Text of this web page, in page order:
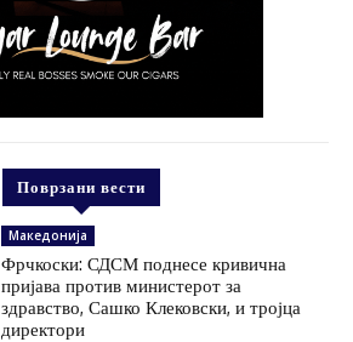
Поврзани вести
Македонија
Фрчкоски: СДСМ поднесе кривична
пријава против министерот за
здравство, Сашко Клековски, и тројца
директори